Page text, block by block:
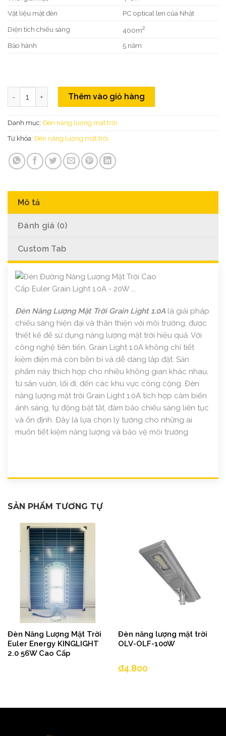
Vật liệu mặt đèn
PC optical len của Nhật
Diện tích chiếu sáng
400m2
Bảo hành 5 năm
Đèn Năng Lượng Mặt Trời Grain Light 1.0A số lượng
Thêm vào giỏ hàng
Danh mục: Đèn năng lượng mặt trời
Từ khóa: Đèn năng lượng mặt trời
Mô tả
Đánh giá (0)
Custom Tab
Đèn Năng Lượng Mặt Trời Grain Light 1.0A là giải pháp
chiếu sáng hiện đại và thân thiện với môi trường, được
thiết kế để sử dụng năng lượng mặt trời hiệu quả. Với
công nghệ tiên tiến, Grain Light 1.0A không chỉ tiết
kiệm điện mà còn bền bỉ và dễ dàng lắp đặt. Sản
phẩm này thích hợp cho nhiều không gian khác nhau,
từ sân vườn, lối đi, đến các khu vực công cộng. Đèn
năng lượng mặt trời Grain Light 1.0A tích hợp cảm biến
ánh sáng, tự động bật tắt, đảm bảo chiếu sáng liên tục
và ổn định. Đây là lựa chọn lý tưởng cho những ai
muốn tiết kiệm năng lượng và bảo vệ môi trường.
SẢN PHẨM TƯƠNG TỰ
Đèn Năng Lượng Mặt Trời
Euler Energy KINGLIGHT
2.0 56W Cao Cấp
Đèn năng lượng mặt trời
OLV-OLF-100W
₫4.800